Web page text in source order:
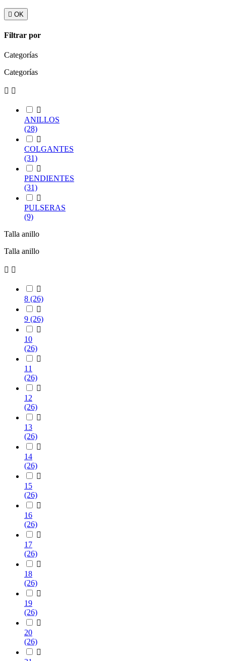
 OK
Filtrar por
Categorías
Categorías
 

ANILLOS
(28)

COLGANTES
(31)

PENDIENTES
(31)

PULSERAS
(9)
Talla anillo
Talla anillo
 

8 (26)

9 (26)

10
(26)

11
(26)

12
(26)

13
(26)

14
(26)

15
(26)

16
(26)

17
(26)

18
(26)

19
(26)

20
(26)
